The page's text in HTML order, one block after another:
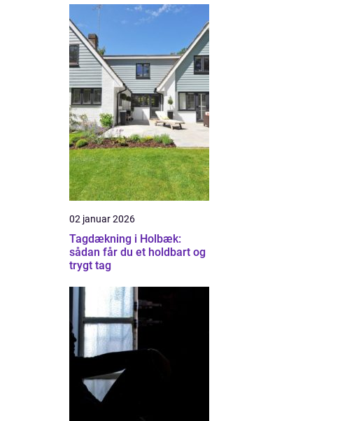
02 januar 2026
Tagdækning i Holbæk:
sådan får du et holdbart og
trygt tag